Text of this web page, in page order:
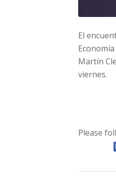
El
Martín
viernes.
Please